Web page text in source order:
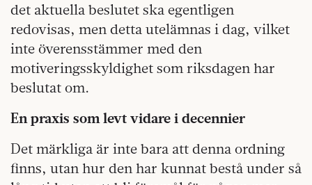
det aktuella beslutet ska egentligen
redovisas, men detta utelämnas i dag, vilket
inte överensstämmer med den
motiveringsskyldighet som riksdagen har
beslutat om.
En praxis som levt vidare i decennier
Det märkliga är inte bara att denna ordning
finns, utan hur den har kunnat bestå under så